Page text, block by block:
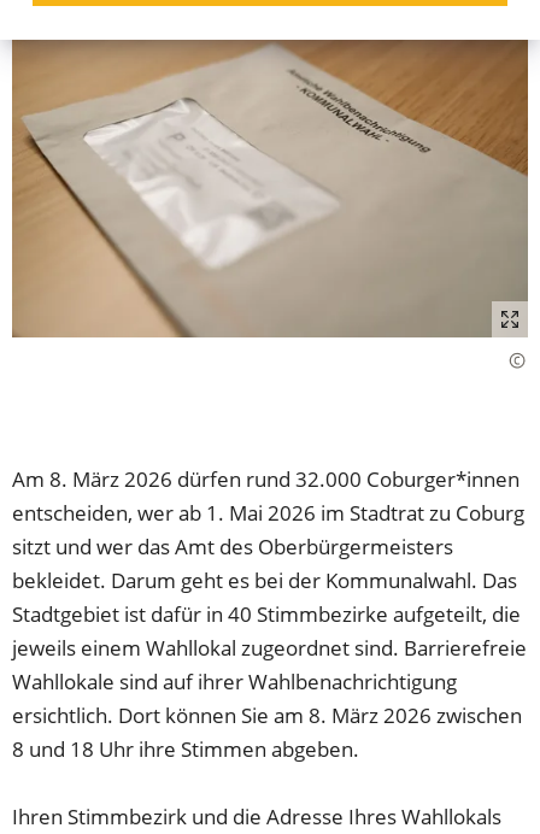
Am 8. März 2026 dürfen rund 32.000 Coburger*innen
entscheiden, wer ab 1. Mai 2026 im Stadtrat zu Coburg
sitzt und wer das Amt des Oberbürgermeisters
bekleidet. Darum geht es bei der Kommunalwahl. Das
Stadtgebiet ist dafür in 40 Stimmbezirke aufgeteilt, die
jeweils einem Wahllokal zugeordnet sind. Barrierefreie
Wahllokale sind auf ihrer Wahlbenachrichtigung
ersichtlich. Dort können Sie am 8. März 2026 zwischen
8 und 18 Uhr ihre Stimmen abgeben.
Ihren Stimmbezirk und die Adresse Ihres Wahllokals